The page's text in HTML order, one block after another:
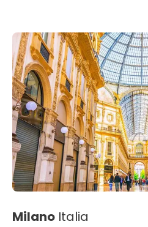
Milano Italia